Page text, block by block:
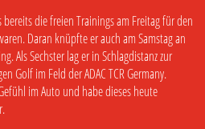
die freien Trainings am Freitag für den
Daran knüpfte er auch am Samstag an
Als Sechster lag er in Schlagdistanz zur
Golf im Feld der ADAC TCR Germany.
im Auto und habe dieses heute